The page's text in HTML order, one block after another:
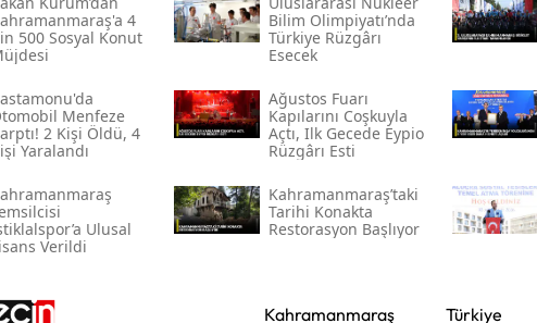
Yalova
Kilis
Düzce
4
500 Sosyal Konut
Bilim Olimpiyatı’nda
Türkiye Rüzgârı
Esecek
Menfeze
2 Kişi Öldü, 4
Yaralandı
Ağustos Fuarı
Kapılarını Coşkuyla
Açtı, Ilk Gecede Eypio
Rüzgârı Esti
Ulusal
Verildi
Kahramanmaraş’taki
Tarihi Konakta
Restorasyon Başlıyor
Kahramanmaraş
Türkiye